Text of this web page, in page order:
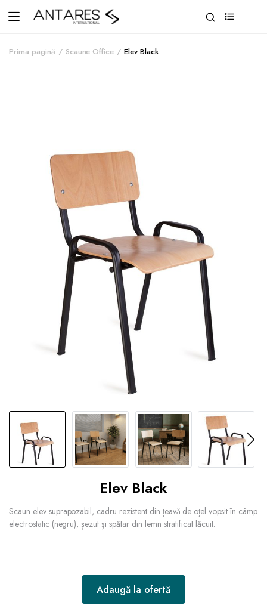
Prima pagină Scaune Office Elev Black
Elev Black
Scaun elev suprapozabil, cadru rezistent din țeavă de oțel vopsit în câmp
electrostatic (negru), șezut și spătar din lemn stratificat lăcuit.
Adaugă la ofertă